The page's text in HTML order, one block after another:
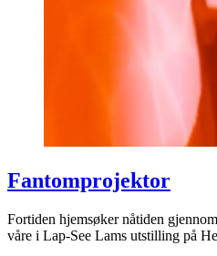
Fantomprojektor
Fortiden hjemsøker nåtiden
våre i Lap-See Lams utstilling på